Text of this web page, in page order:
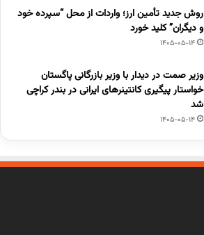
روش جدید تأمین ارز؛ واردات از محل “سپرده خود
و دیگران” کلید خورد
1405-05-14
وزیر صمت در دیدار با وزیر بازرگانی پاگستان
خواستار پیگیری کانتینرهای ایرانی در بندر کراچی
شد
1405-05-14